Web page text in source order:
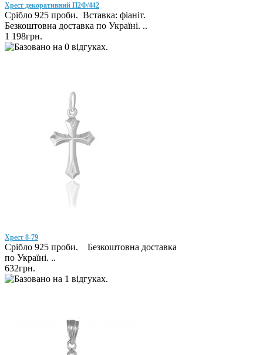
Хрест декоративний П2Ф/442
Срібло 925 проби. Вставка: фіаніт.
Безкоштовна доставка по Україні. ..
1 198грн.
Хрест 8-79
Срібло 925 проби. Безкоштовна доставка
по Україні. ..
632грн.